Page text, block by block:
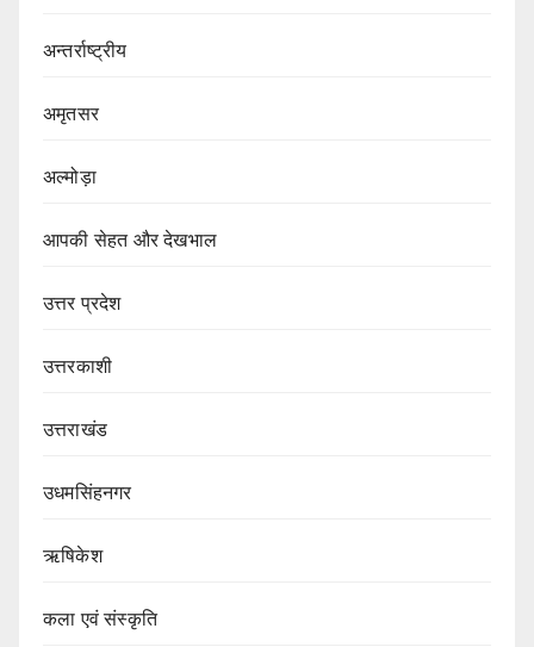
अन्तर्राष्ट्रीय
अमृतसर
अल्मोड़ा
आपकी सेहत और देखभाल
उत्तर प्रदेश
उत्तरकाशी
उत्तराखंड
उधमसिंहनगर
ऋषिकेश
कला एवं संस्कृति